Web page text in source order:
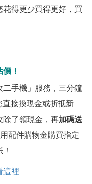
得更少買得更好，買
！
手機」服務，三分鐘
接換現金或折抵新
除了領現金，再加碼送
用配件購物金購買指定
這裡